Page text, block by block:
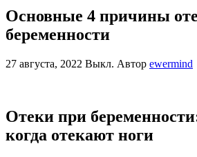
Основные 4 причины
беременности
27 августа, 2022 Выкл. Автор ewermind
Отеки при
когда отекают ноги